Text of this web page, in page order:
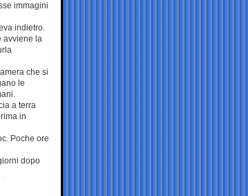
immagini
indietro.
avviene la
che si
le
a terra
in
Poche ore
dopo